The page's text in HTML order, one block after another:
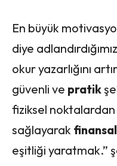
En büyük
diye
okur yazarlığını
güvenli ve pratik
fiziksel noktalardan
sağlayarak finansal
eşitliği yaratmak.”